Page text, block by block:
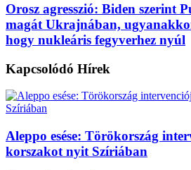
Orosz agresszió: Biden szerint
magát Ukrajnában,
hogy nukleáris fegyverhez nyúl
Kapcsolódó Hírek
Aleppo esése: Törökország
korszakot nyit Szíriában